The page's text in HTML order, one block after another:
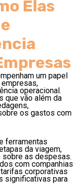
Elas
um papel
operacional.
que vão além da
os gastos com
ferramentas
da viagem,
as despesas.
com companhias
corporativas
significativas para